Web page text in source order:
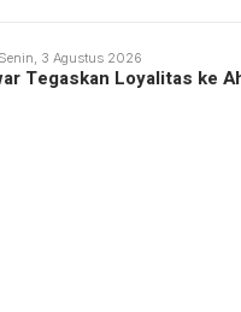
Senin, 3 Agustus 2026
Tegaskan Loyalitas ke